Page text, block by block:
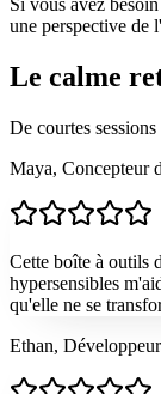
Si vous avez
une perspective de
Le calme
De courtes
Maya, Concepteur
Cette boîte à outils
hypersensibles
qu'elle ne se
Ethan,